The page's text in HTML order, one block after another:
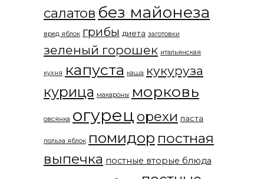
салатов без майонеза
вред яблок грибы диета заготовки
зеленый горошек итальянская
кухня капуста каша кукуруза
курица макароны морковь
овсянка огурец орехи паста
польза яблок помидор постная
выпечка постные вторые блюда